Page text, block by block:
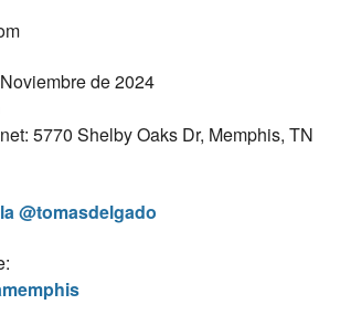
de 2024
5770 Shelby Oaks Dr, Memphis, TN
@tomasdelgado